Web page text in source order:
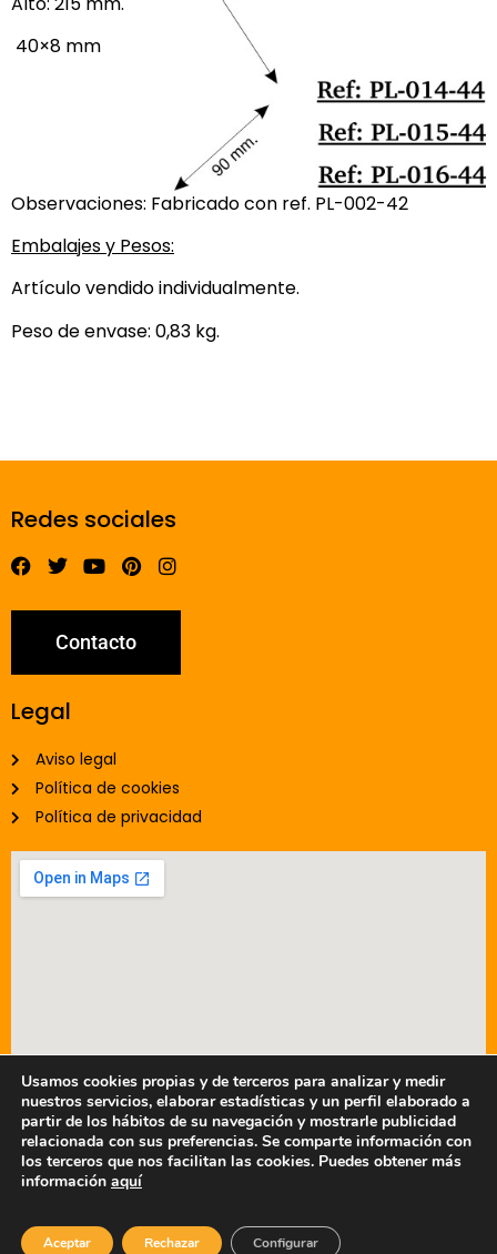
40×8 mm
Observaciones: Fabricado con ref. PL-002-42
Embalajes y Pesos:
Artículo vendido individualmente.
Peso de envase: 0,83 kg.
Redes sociales
Contacto
Legal
Aviso legal
Política de cookies
Política de privacidad
© 2025 - Prefabricados Metálicos TAFER, S.A.
Usamos cookies propias y de terceros para analizar y medir
nuestros servicios, elaborar estadísticas y un perfil elaborado a
partir de los hábitos de su navegación y mostrarle publicidad
relacionada con sus preferencias. Se comparte información con
los terceros que nos facilitan las cookies. Puedes obtener más
información aquí
Aceptar Rechazar Configurar